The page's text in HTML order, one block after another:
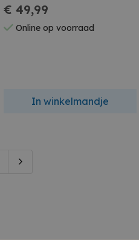
€ 49,99
Online op voorraad
In winkelmandje